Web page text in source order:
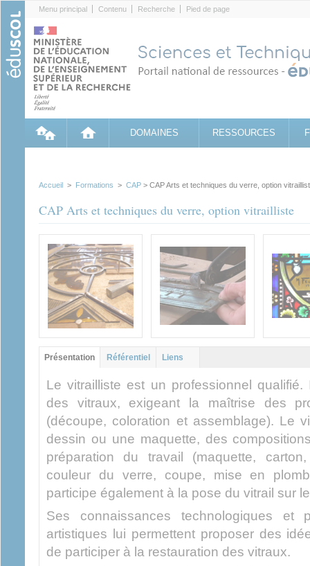
Menu principal Contenu Recherche Pied de page
DOMAINES RESSOURCES
Accueil > Formations > CAP > CAP Arts et techniques du verre, option
CAP Arts et techniques du verre, option vitrailliste
Groupe principal
Présentation (onglet
actif)
Référentiel Liens
Le vitrailliste est un professionnel
des vitraux, exigeant la maîtrise des
(découpe, coloration et assemblage). Le
dessin ou une maquette, des
préparation du travail (maquette,
couleur du verre, coupe, mise en
participe également à la pose du vitrail sur
Ses connaissances technologiques et
artistiques lui permettent proposer des
de participer à la restauration des vitraux.